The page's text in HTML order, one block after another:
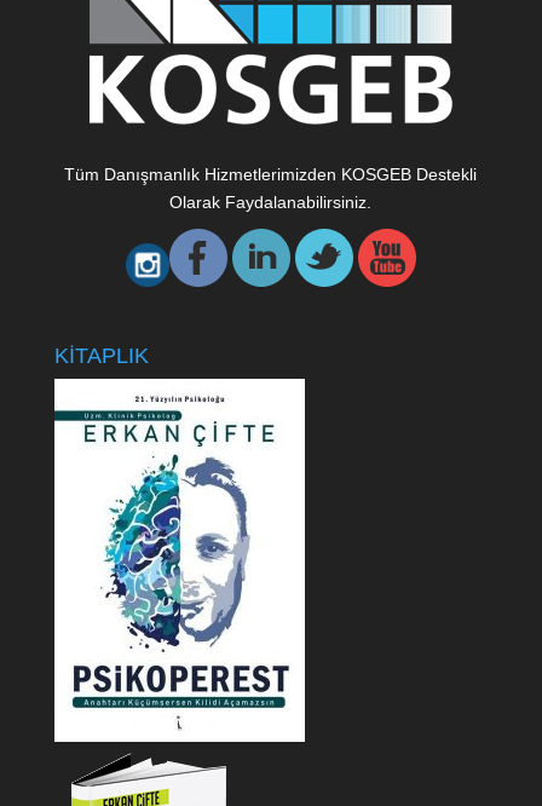
Tüm Danışmanlık Hizmetlerimizden KOSGEB Destekli
Olarak Faydalanabilirsiniz.
KİTAPLIK